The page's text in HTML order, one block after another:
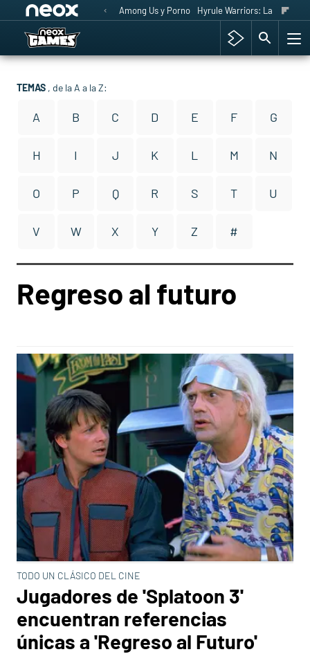
Among Us y Porno Hyrule Warriors: La Era del
TEMAS , de la A a la Z:
A B C D E F G
H I J K L M N
O P Q R S T U
V W X Y Z #
Regreso al futuro
TODO UN CLÁSICO DEL CINE
Jugadores de 'Splatoon 3'
encuentran referencias
únicas a 'Regreso al Futuro'